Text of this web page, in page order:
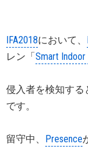
IFA2018において、
レン「Smart Indoor
侵入者を検知する
です。
留守中、 Presence